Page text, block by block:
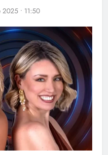
• 11:50